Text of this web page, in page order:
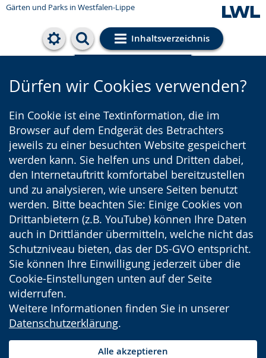
Gärten und Parks in Westfalen-Lippe
Inhaltsverzeichnis
Cookie-Einstellungen
Dürfen wir Cookies verwenden?
Ein Cookie ist eine Textinformation, die im
Browser auf dem Endgerät des Betrachters
jeweils zu einer besuchten Website gespeichert
werden kann. Sie helfen uns und Dritten dabei,
den Internetauftritt komfortabel bereitzustellen
und zu analysieren, wie unsere Seiten benutzt
werden. Bitte beachten Sie: Einige Cookies von
Drittanbietern (z.B. YouTube) können Ihre Daten
auch in Drittländer übermitteln, welche nicht das
Schutzniveau bieten, das der DS-GVO entspricht.
Sie können Ihre Einwilligung jederzeit über die
Cookie-Einstellungen unten auf der Seite
widerrufen.
Weitere Informationen finden Sie in unserer
Datenschutzerklärung.
Alle akzeptieren